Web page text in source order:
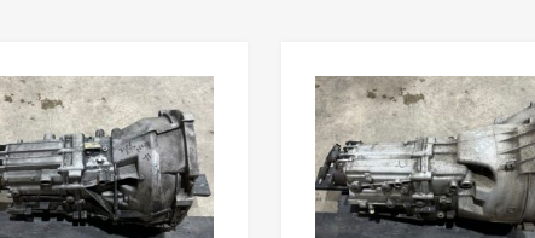
Lisää toivelistaan
Lisää vertailuun